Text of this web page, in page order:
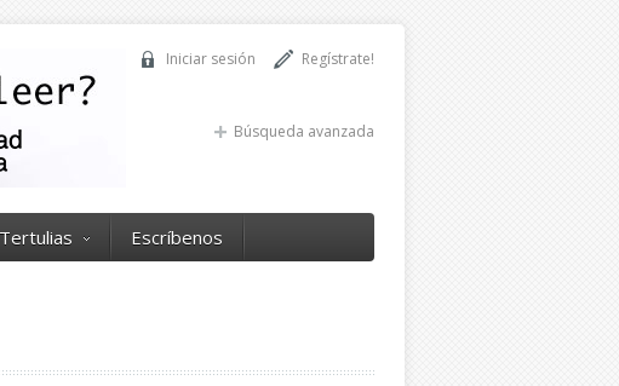
Regístrate!
Iniciar sesión
Búsqueda avanzada
Tertulias Escríbenos